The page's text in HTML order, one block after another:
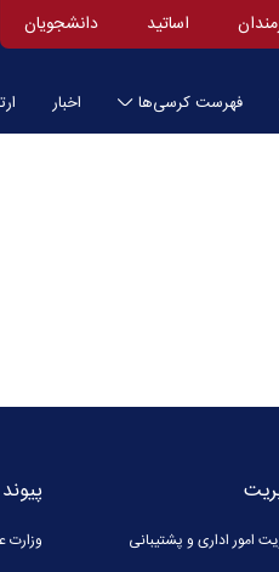
دانشجویان اساتید
فهرست کرسی‌ها اخبار
امور اداری و پشتیبانی
وزارت